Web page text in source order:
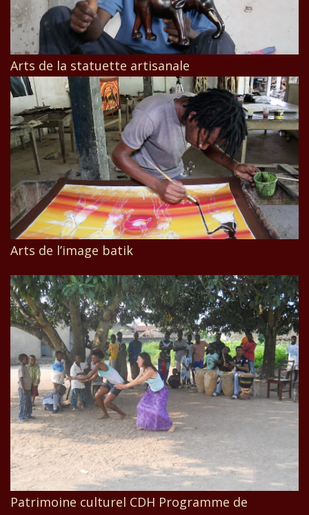
Arts de la statuette artisanale
Arts de l’image batik
Patrimoine culturel CDH Programme de